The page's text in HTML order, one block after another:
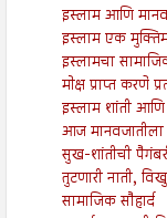
इस्लाम आणि
इस्लाम एक
इस्लामचा
मोक्ष प्राप्त करणे
इस्लाम शांती आणि
आज
सुख-शांतीची
तुटणारी नाती,
सामाजिक सौहार्द